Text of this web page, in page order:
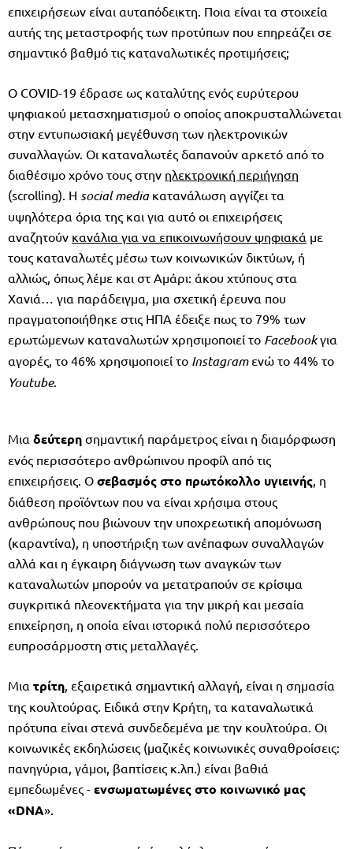
επιχειρήσεων είναι αυταπόδεικτη. Ποια είναι τα στοιχεία
αυτής της μεταστροφής των προτύπων που επηρεάζει σε
σημαντικό βαθμό τις καταναλωτικές προτιμήσεις;
Ο COVID-19 έδρασε ως καταλύτης ενός ευρύτερου
ψηφιακού μετασχηματισμού ο οποίος αποκρυσταλλώνεται
στην εντυπωσιακή μεγέθυνση των ηλεκτρονικών
συναλλαγών. Οι καταναλωτές δαπανούν αρκετό από το
διαθέσιμο χρόνο τους στην ηλεκτρονική περιήγηση
(scrolling). H social mediaκατανάλωση αγγίζει τα
υψηλότερα όρια της και για αυτό οι επιχειρήσεις
αναζητούν κανάλια για να επικοινωνήσουν ψηφιακά με
τους καταναλωτές μέσω των κοινωνικών δικτύων, ή
αλλιώς, όπως λέμε και στ Αμάρι: άκου χτύπους στα
Χανιά… για παράδειγμα, μια σχετική έρευνα που
πραγματοποιήθηκε στις ΗΠΑ έδειξε πως το 79% των
ερωτώμενων καταναλωτών χρησιμοποιεί το Facebookγια
αγορές, το 46% χρησιμοποιεί το Instagramενώ το 44% το
Youtube.
Μια δεύτερη σημαντική παράμετρος είναι η διαμόρφωση
ενός περισσότερο ανθρώπινου προφίλ από τις
επιχειρήσεις. Ο σεβασμός στο πρωτόκολλο υγιεινής, η
διάθεση προϊόντων που να είναι χρήσιμα στους
ανθρώπους που βιώνουν την υποχρεωτική απομόνωση
(καραντίνα), η υποστήριξη των ανέπαφων συναλλαγών
αλλά και η έγκαιρη διάγνωση των αναγκών των
καταναλωτών μπορούν να μετατραπούν σε κρίσιμα
συγκριτικά πλεονεκτήματα για την μικρή και μεσαία
επιχείρηση, η οποία είναι ιστορικά πολύ περισσότερο
ευπροσάρμοστη στις μεταλλαγές.
Μια τρίτη, εξαιρετικά σημαντική αλλαγή, είναι η σημασία
της κουλτούρας. Ειδικά στην Κρήτη, τα καταναλωτικά
πρότυπα είναι στενά συνδεδεμένα με την κουλτούρα. Οι
κοινωνικές εκδηλώσεις (μαζικές κοινωνικές συναθροίσεις:
πανηγύρια, γάμοι, βαπτίσεις κ.λπ.) είναι βαθιά
εμπεδωμένες - ενσωματωμένες στο κοινωνικό μας
«DNA».